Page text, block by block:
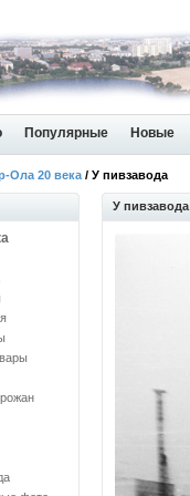
Популярные Новые
Ола 20 века / У пивзавода
У пивзавода